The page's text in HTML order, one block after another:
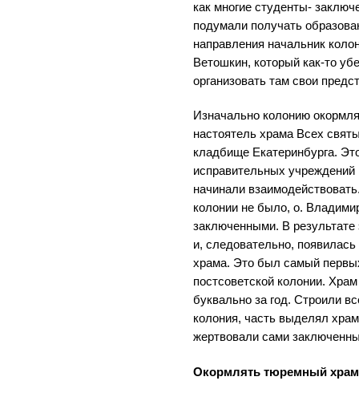
как многие студенты-
подумали получать
направления начальник
Ветошкин, который как-то
организовать там свои
Изначально колонию
настоятель храма Всех
кладбище Екатеринбурга.
исправительных учреждений
начинали
колонии не было, о.
заключенными. В
и, следовательно,
храма. Это был самый
постсоветской колонии.
буквально за год. Строили
колония, часть выделял
жертвовали сами
Окормлять тюремный храм